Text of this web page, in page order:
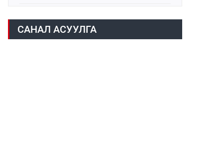
1,439.2 кг үнэт металл
худалдан авлаа
2026.08.05
САНАЛ АСУУЛГА